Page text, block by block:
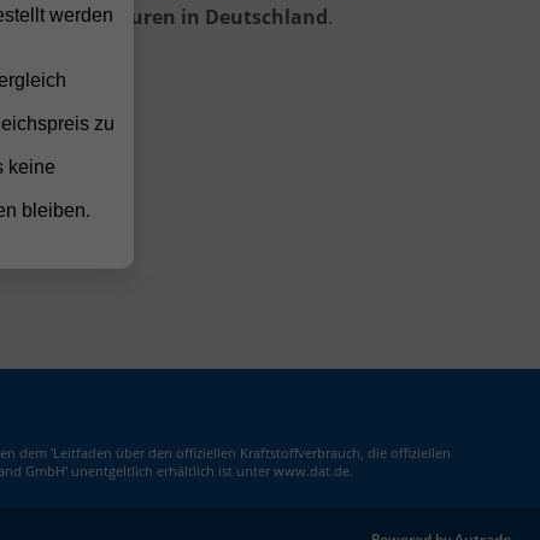
Importeuren in Deutschland.
dem 'Leitfaden über den offiziellen Kraftstoffverbrauch, die offiziellen
GmbH' unentgeltlich erhältlich ist unter www.dat.de.
werden
zu
keine
bleiben.